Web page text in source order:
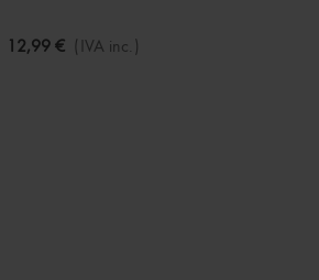
12,99 € (IVA inc.)